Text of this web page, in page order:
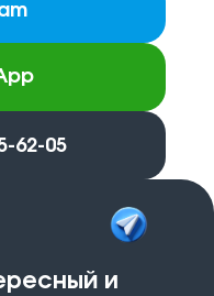
62-05
и